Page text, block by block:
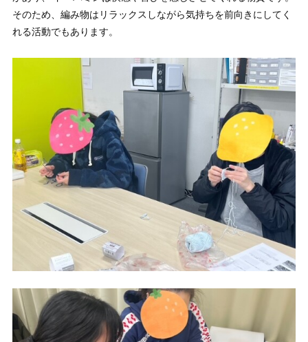
そのため、編み物はリラックスしながら気持ちを前向きにしてく
れる活動でもあります。